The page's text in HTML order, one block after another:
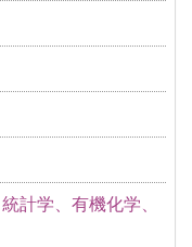
計学、有機化学、